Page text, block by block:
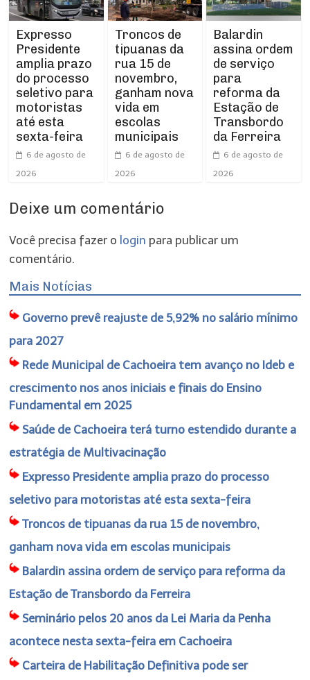
Expresso
Presidente
amplia prazo
do processo
seletivo para
motoristas
até esta
sexta-feira
6 de agosto de
2026
Troncos de
tipuanas da
rua 15 de
novembro,
ganham nova
vida em
escolas
municipais
6 de agosto de
2026
Balardin
assina ordem
de serviço
para
reforma da
Estação de
Transbordo
da Ferreira
6 de agosto de
2026
Deixe um comentário
Você precisa fazer o login para publicar um
comentário.
Mais Notícias
Governo prevê reajuste de 5,92% no salário mínimo
para 2027
Rede Municipal de Cachoeira tem avanço no Ideb e
crescimento nos anos iniciais e finais do Ensino
Fundamental em 2025
Saúde de Cachoeira terá turno estendido durante a
estratégia de Multivacinação
Expresso Presidente amplia prazo do processo
seletivo para motoristas até esta sexta-feira
Troncos de tipuanas da rua 15 de novembro,
ganham nova vida em escolas municipais
Balardin assina ordem de serviço para reforma da
Estação de Transbordo da Ferreira
Seminário pelos 20 anos da Lei Maria da Penha
acontece nesta sexta-feira em Cachoeira
Carteira de Habilitação Definitiva pode ser